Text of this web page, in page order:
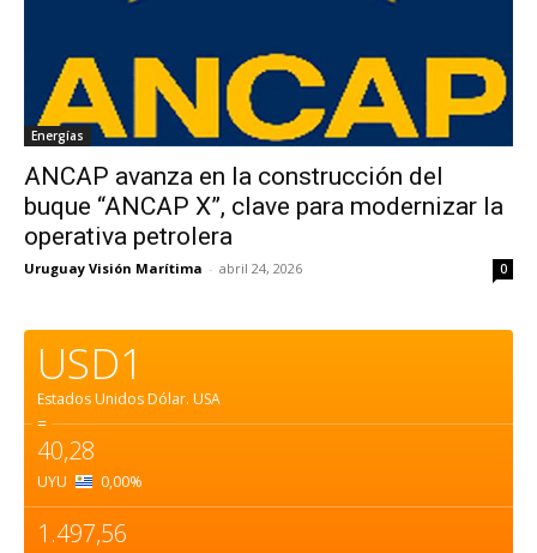
Energías
ANCAP avanza en la construcción del
buque “ANCAP X”, clave para modernizar la
operativa petrolera
Uruguay Visión Marítima - abril 24, 2026 0
USD1
Estados Unidos Dólar. USA
=
40,28
UYU 0,00%
1.497,56